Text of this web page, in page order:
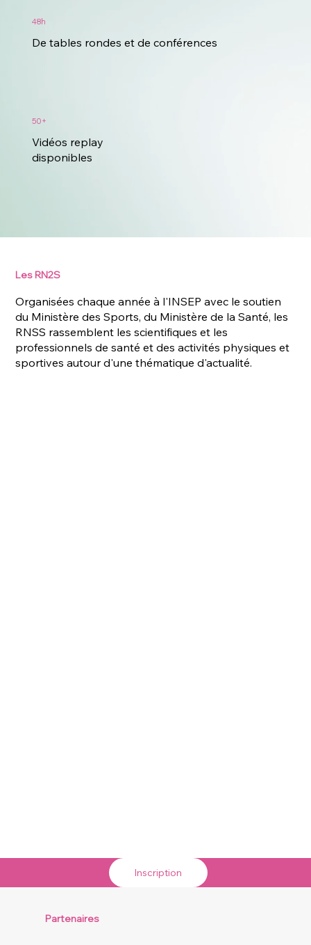
48h
De tables rondes et de conférences
50+
Vidéos replay
disponibles
Inscription
Partenaires
Les RN2S
Organisées chaque année à l'INSEP avec le soutien
du Ministère des Sports, du Ministère de la Santé, les
RNSS rassemblent les scientifiques et les
professionnels de santé et des activités physiques et
sportives autour d'une thématique d'actualité.